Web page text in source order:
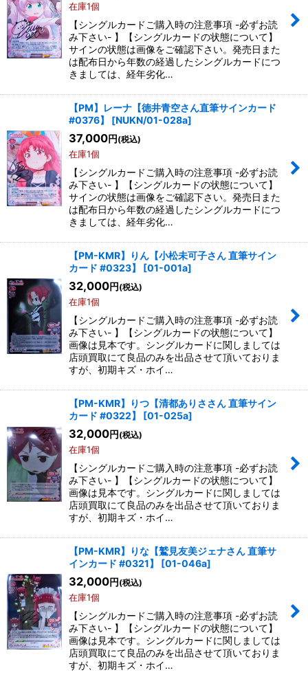
在庫1個
【シングルカードご購入時の注意事項 -必ずお読
み下さい- 】【シングルカードの状態について】
サインの状態は画像をご確認下さい。発売日また
は配布日から年数の経過したシングルカードにつ
きましては、経年劣化…
【PM】レーナ【徳井青空さん直筆サインカード
#0376】
[NUKN/01-028a]
37,000円 (税込)
在庫1個
【シングルカードご購入時の注意事項 -必ずお読
み下さい- 】【シングルカードの状態について】
サインの状態は画像をご確認下さい。発売日また
は配布日から年数の経過したシングルカードにつ
きましては、経年劣化…
【PM-KMR】りん【小松未可子さん 直筆サイン
カード #0323】
[01-001a]
32,000円 (税込)
在庫1個
【シングルカードご購入時の注意事項 -必ずお読
み下さい- 】【シングルカードの状態について】
画像は見本です。シングルカードに関しましては
店頭買取にて良品のみを出品させて頂いておりま
すが、初期キズ・ホイ…
【PM-KMR】りつ【清都ありささん 直筆サイン
カード #0322】
[01-025a]
32,000円 (税込)
在庫1個
【シングルカードご購入時の注意事項 -必ずお読
み下さい- 】【シングルカードの状態について】
画像は見本です。シングルカードに関しましては
店頭買取にて良品のみを出品させて頂いておりま
すが、初期キズ・ホイ…
【PM-KMR】りな【鷲見友美ジェナさん 直筆サ
インカード #0321】
[01-046a]
32,000円 (税込)
在庫1個
【シングルカードご購入時の注意事項 -必ずお読
み下さい- 】【シングルカードの状態について】
画像は見本です。シングルカードに関しましては
店頭買取にて良品のみを出品させて頂いておりま
すが、初期キズ・ホイ…